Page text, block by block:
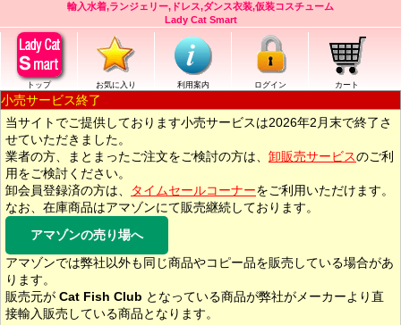
輸入水着,ランジェリー,ドレス,ダンス衣装,仮装コスチューム
Lady Cat Smart
トップ お気に入り 利用案内 ログイン カート
小売サービス終了
当サイトでご提供しております小売サービスは2026年2月末で終了さ
せていただきました。
業者の方、まとまったご注文をご検討の方は、 卸販売サービスのご利
用をご検討ください。
卸会員登録済の方は、
タイムセールコーナーをご利用いただけます。
なお、在庫商品はアマゾンにて販売継続しております。
アマゾンの売り場へ
アマゾンでは弊社以外も同じ商品やコピー品を販売している場合があ
ります。
販売元が Cat Fish Club となっている商品が弊社がメーカーより直
接輸入販売している商品となります。